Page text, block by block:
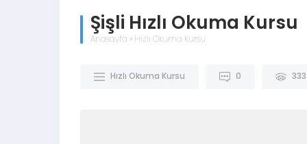
Şişli Hızlı Okuma Kursu
Anasayfa » Hızlı Okuma Kursu
Hızlı Okuma Kursu 0 333